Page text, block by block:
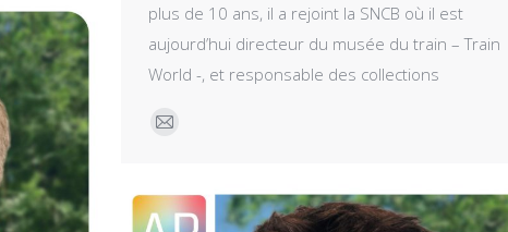
plus de 10 ans, il a rejoint la SNCB où il est
aujourd’hui directeur du musée du train – Train
World -, et responsable des collections
E-